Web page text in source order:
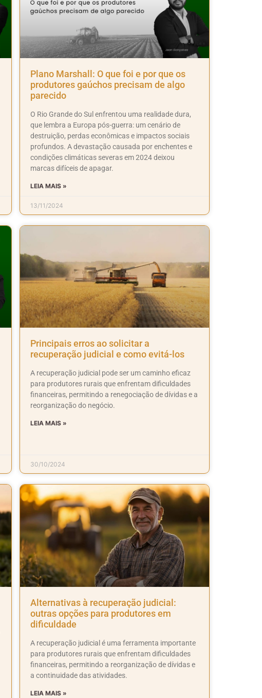
Plano Marshall: O que foi e por que os
produtores gaúchos precisam de algo
parecido
O Rio Grande do Sul enfrentou uma realidade dura,
que lembra a Europa pós-guerra: um cenário de
destruição, perdas econômicas e impactos sociais
profundos. A devastação causada por enchentes e
condições climáticas severas em 2024 deixou
marcas difíceis de apagar.
LEIA MAIS »
13/11/2024
Principais erros ao solicitar a
recuperação judicial e como evitá-los
A recuperação judicial pode ser um caminho eficaz
para produtores rurais que enfrentam dificuldades
financeiras, permitindo a renegociação de dívidas e a
reorganização do negócio.
LEIA MAIS »
30/10/2024
Alternativas à recuperação judicial:
outras opções para produtores em
dificuldade
A recuperação judicial é uma ferramenta importante
para produtores rurais que enfrentam dificuldades
financeiras, permitindo a reorganização de dívidas e
a continuidade das atividades.
LEIA MAIS »